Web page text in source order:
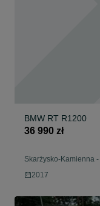
BMW RT R1200
36 990 zł
Skarżysko-Kamienna -
2017